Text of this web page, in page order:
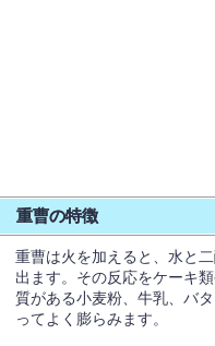
重曹の特徴
重曹は火を加えると、水と
出ます。その反応をケーキ
質がある小麦粉、牛乳、バ
ってよく膨らみます。